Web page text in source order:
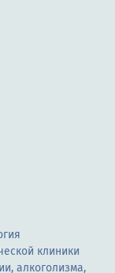
клиники
алкоголизма,